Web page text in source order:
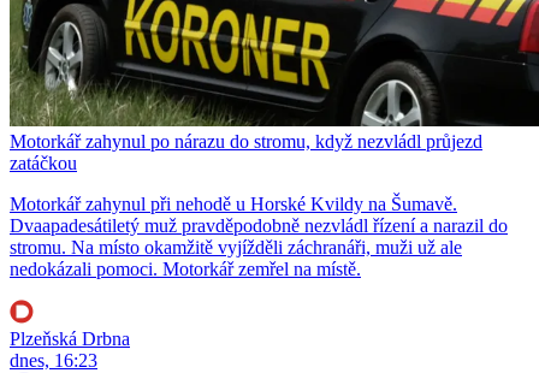
Motorkář zahynul po nárazu do stromu, když nezvládl průjezd
zatáčkou
Motorkář zahynul při nehodě u Horské Kvildy na Šumavě.
Dvaapadesátiletý muž pravděpodobně nezvládl řízení a narazil do
stromu. Na místo okamžitě vyjížděli záchranáři, muži už ale
nedokázali pomoci. Motorkář zemřel na místě.
Plzeňská Drbna
dnes, 16:23